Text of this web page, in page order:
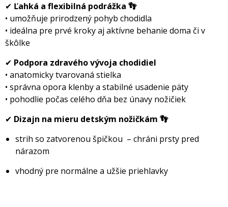
✔ Ľahká a flexibilná podrážka 👣
• umožňuje prirodzený pohyb chodidla
• ideálna pre prvé kroky aj aktívne behanie doma či v
kôlke
✔ Podpora zdravého vývoja chodidiel
• anatomicky tvarovaná stielka
• správna opora klenby a stabilné usadenie päty
• pohodlie počas celého dňa bez únavy nožičiek
✔ Dizajn na mieru detským nožičkám 👣
strih so zatvorenou špičkou – chráni prsty pred
nárazom
vhodný pre normálne a užšie priehlavky